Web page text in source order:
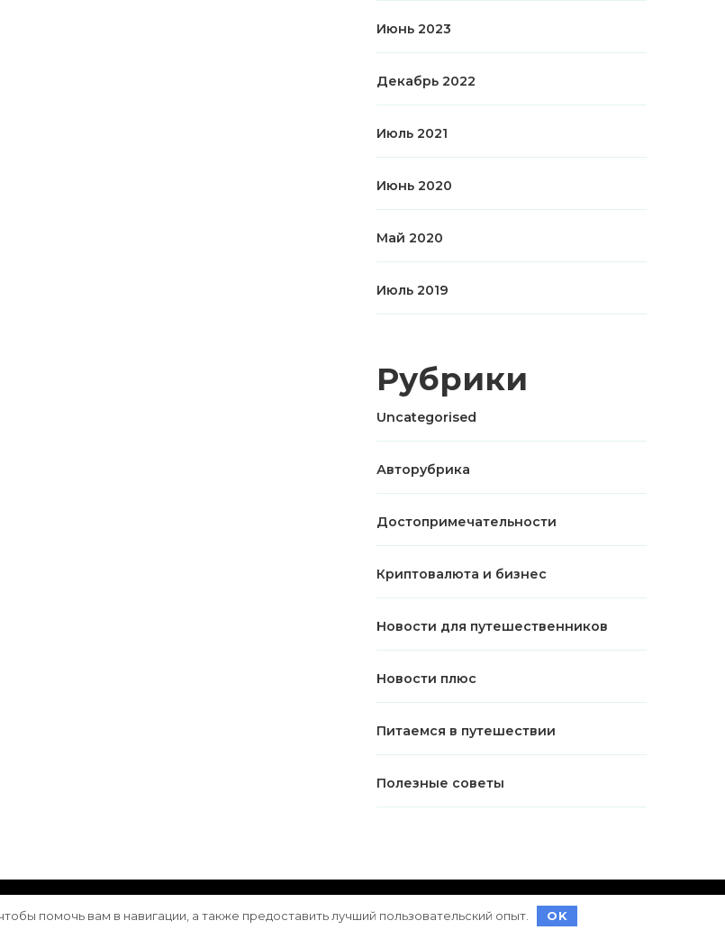
Июнь 2023
Декабрь 2022
Июль 2021
Июнь 2020
Май 2020
Июль 2019
Рубрики
Uncategorised
Авторубрика
Достопримечательности
Криптовалюта и бизнес
Новости для путешественников
Новости плюс
Питаемся в путешествии
Полезные советы
| Разработана WordPress
помочь вам в навигации, а также предоставить лучший пользовательский опыт. OK